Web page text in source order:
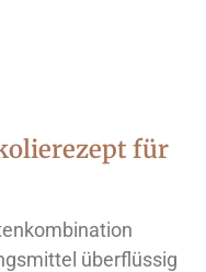
für
überflüssig